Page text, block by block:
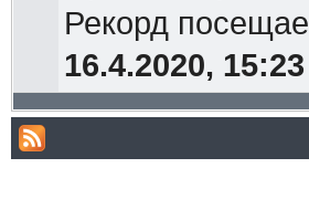
Рекорд
16.4.2020, 15:23